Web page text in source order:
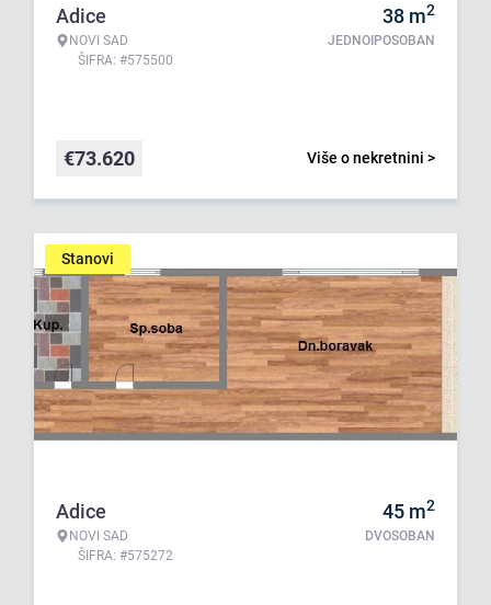
Adice
NOVI SAD
ŠIFRA: #575500
38 m2
JEDNOIPOSOBAN
Više o nekretnini >
€73.620
Stanovi
Adice
NOVI SAD
ŠIFRA: #575272
45 m2
DVOSOBAN